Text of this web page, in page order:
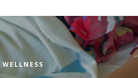
WELLNESS